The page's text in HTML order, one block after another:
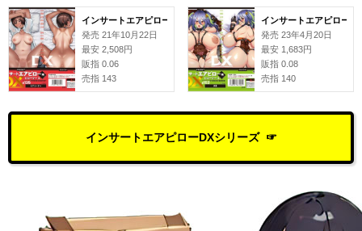
インサートエアピローDX用ピローケース#135 えすじーけー
発売 21年10月22日
最安 2,508円
販指 0.06
売指 143
インサートエアピロー
発売 23年4月20日
最安 1,683円
販指 0.08
売指 140
インサートエアピローDXシリーズ